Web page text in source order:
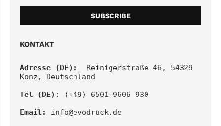
KONTAKT
Adresse (DE):
Reinigerstraße 46, 54329
Konz, Deutschland
Tel (DE) : (+49) 6501 9606 930
Email:
info@evodruck.de